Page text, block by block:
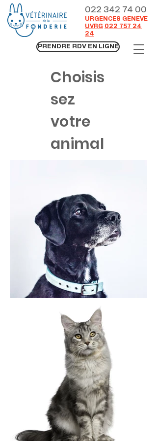
022 342 74 00
URGENCES GENEVE
UVRG 022 757 24
24
PRENDRE RDV EN LIGNE
Choisis
sez
votre
animal